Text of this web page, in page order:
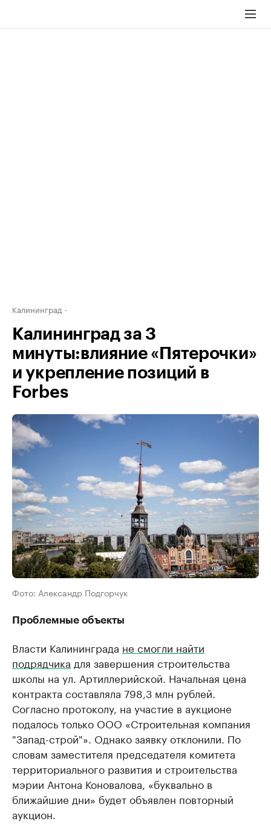
Калининград
Калининград за 3
минуты:влияние «Пятерочки»
и укрепление позиций в
Forbes
Фото: Александр Подгорчук
Проблемные объекты
Власти Калининграда не смогли найти
подрядчика для завершения строительства
школы на ул. Артиллерийской. Начальная цена
контракта составляла 798,3 млн рублей.
Согласно протоколу, на участие в аукционе
подалось только ООО «Строительная компания
"Запад-строй"». Однако заявку отклонили. По
словам заместителя председателя комитета
территориального развития и строительства
мэрии Антона Коновалова, «буквально в
ближайшие дни» будет объявлен повторный
аукцион.